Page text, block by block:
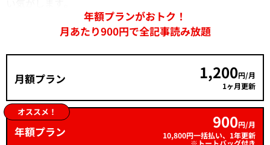
年額プランがおトク！
月あたり900円で全記事読み放題
月額プラン 1,200円/月
1ヶ月更新
オススメ！
年額プラン 900円/月
10,800円一括払い、1年更新